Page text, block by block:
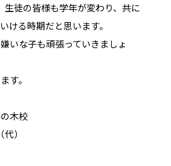
生徒の皆様も学年が変わり、共に
ける時期だと思います。
いな子も頑張っていきましょ
す。
木校
）